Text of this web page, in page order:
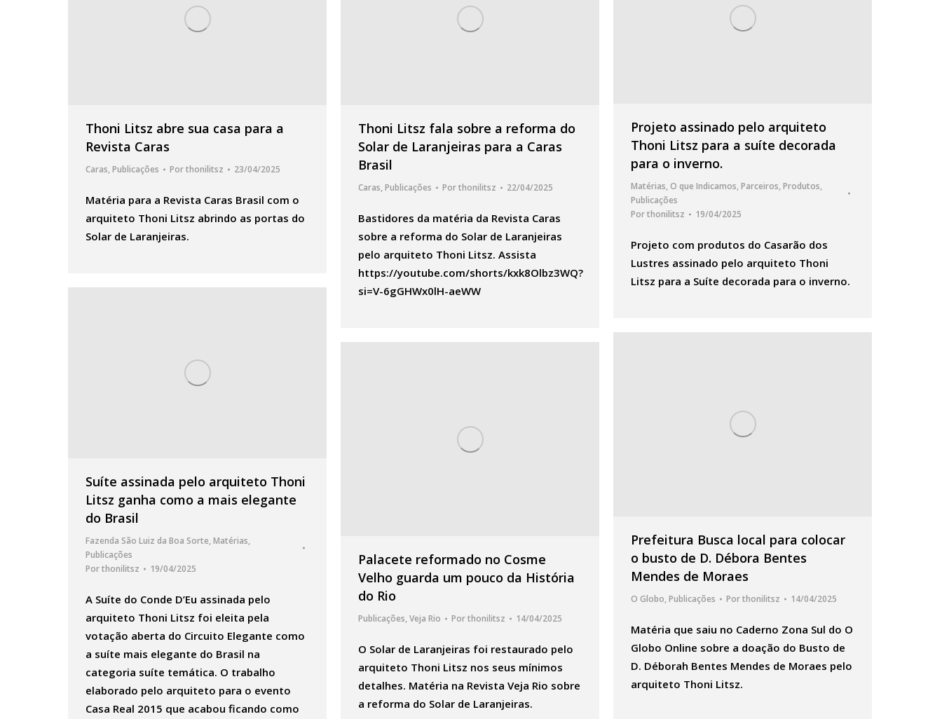
Thoni Litsz abre sua casa para a
Revista Caras
Caras,Publicações Porthonilitsz 23/04/2025
Matéria para a Revista Caras Brasil com o
arquiteto Thoni Litsz abrindo as portas do
Solar de Laranjeiras.
Thoni Litsz fala sobre a reforma do
Solar de Laranjeiras para a Caras
Brasil
Caras,Publicações Porthonilitsz 22/04/2025
Bastidores da matéria da Revista Caras
sobre a reforma do Solar de Laranjeiras
pelo arquiteto Thoni Litsz. Assista
https://youtube.com/shorts/kxk8Olbz3WQ?
si=V-6gGHWx0lH-aeWW
Projeto assinado pelo arquiteto
Thoni Litsz para a suíte decorada
para o inverno.
Matérias, O que Indicamos,Parceiros,Produtos,
Publicações
Porthonilitsz 19/04/2025
Projeto com produtos do Casarão dos
Lustres assinado pelo arquiteto Thoni
Litsz para a Suíte decorada para o inverno.
Suíte assinada pelo arquiteto Thoni
Litsz ganha como a mais elegante
do Brasil
Fazenda São Luiz da Boa Sorte,Matérias,
Publicações
Porthonilitsz 19/04/2025
A Suíte do Conde D’Eu assinada pelo
arquiteto Thoni Litsz foi eleita pela
votação aberta do Circuito Elegante como
a suíte mais elegante do Brasil na
categoria suíte temática. O trabalho
elaborado pelo arquiteto para o evento
Casa Real 2015 que acabou ficando como
Prefeitura Busca local para colocar
o busto de D. Débora Bentes
Mendes de Moraes
O Globo,Publicações Porthonilitsz 14/04/2025
Matéria que saiu no Caderno Zona Sul do O
Globo Online sobre a doação do Busto de
D. Déborah Bentes Mendes de Moraes pelo
arquiteto Thoni Litsz.
Palacete reformado no Cosme
Velho guarda um pouco da História
do Rio
Publicações,Veja Rio Porthonilitsz 14/04/2025
O Solar de Laranjeiras foi restaurado pelo
arquiteto Thoni Litsz nos seus mínimos
detalhes. Matéria na Revista Veja Rio sobre
a reforma do Solar de Laranjeiras.